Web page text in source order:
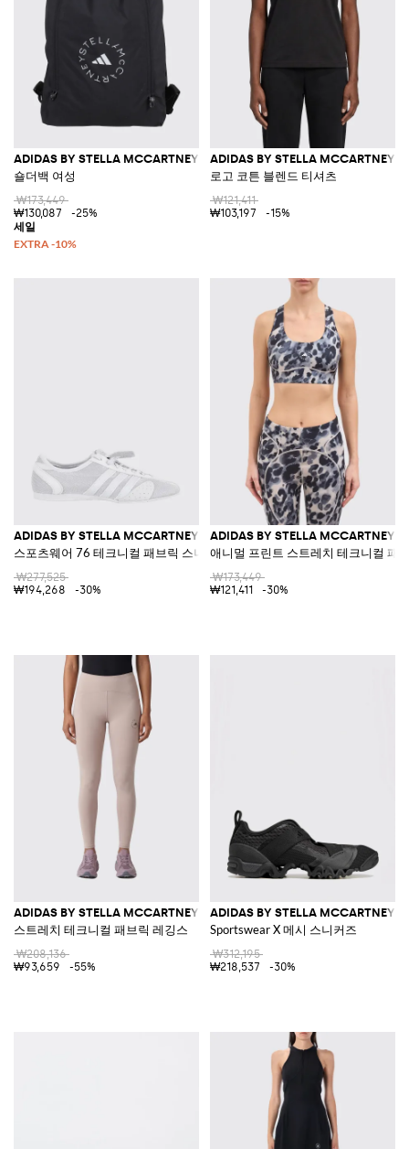
ADIDAS BY STELLA MCCARTNEY
숄더백 여성
₩173,449
₩130,087
-25%
ADIDAS BY STELLA MCCARTNEY
로고 코튼 블렌드 티셔츠
₩121,411
₩103,197
-15%
ADIDAS BY STELLA MCCARTNEY
스포츠웨어 76 테크니컬 패브릭 스니커즈
₩277,525
₩194,268
-30%
ADIDAS BY STELLA MCCARTNEY
애니멀 프린트 스트레치 테크니컬 패
₩173,449
₩121,411
-30%
ADIDAS BY STELLA MCCARTNEY
스트레치 테크니컬 패브릭 레깅스
₩208,136
₩93,659
-55%
ADIDAS BY STELLA MCCARTNEY
Sportswear X 메시 스니커즈
₩312,195
₩218,537
-30%